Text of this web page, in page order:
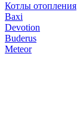
Котлы отопления
Baxi
Devotion
Buderus
Meteor